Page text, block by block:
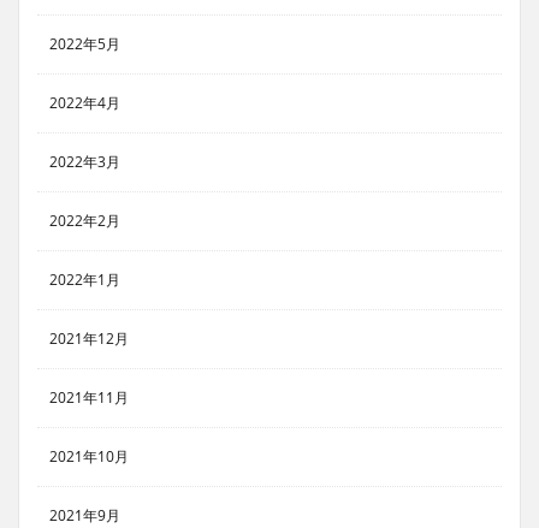
2022年5月
2022年4月
2022年3月
2022年2月
2022年1月
2021年12月
2021年11月
2021年10月
2021年9月